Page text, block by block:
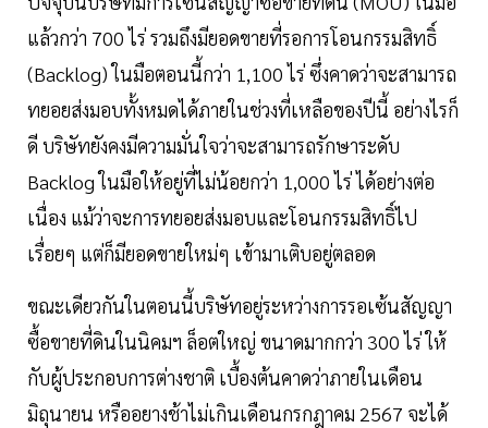
แล้วกว่า 700 ไร่ รวมถึงมียอดขายที่รอการโอนกรรมสิทธิ์
(Backlog) ในมือตอนนี้กว่า 1,100 ไร่ ซึ่งคาดว่าจะสามารถ
ทยอยส่งมอบทั้งหมดได้ภายในช่วงที่เหลือของปีนี้ อย่างไรก็
ดี บริษัทยังคงมีความมั่นใจว่าจะสามารถรักษาระดับ
Backlog ในมือให้อยู่ที่ไม่น้อยกว่า 1,000 ไร่ ได้อย่างต่อ
เนื่อง แม้ว่าจะการทยอยส่งมอบและโอนกรรมสิทธิ์ไป
เรื่อยๆ แต่ก็มียอดขายใหม่ๆ เข้ามาเติบอยู่ตลอด
ขณะเดียวกันในตอนนี้บริษัทอยู่ระหว่างการรอเซ้นสัญญา
ซื้อขายที่ดินในนิคมฯ ล็อตใหญ่ ขนาดมากกว่า 300 ไร่ ให้
กับผู้ประกอบการต่างชาติ เบื้องต้นคาดว่าภายในเดือน
มิถุนายน หรืออยางช้าไม่เกินเดือนกรกฎาคม 2567 จะได้